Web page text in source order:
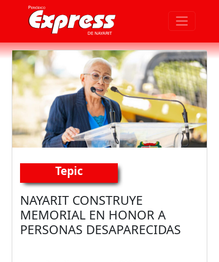
Tepic
NAYARIT CONSTRUYE
MEMORIAL EN HONOR A
PERSONAS DESAPARECIDAS